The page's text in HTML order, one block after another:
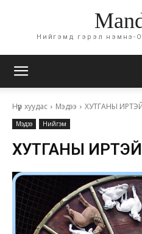
Нийгэмд гэрэл нэмнэ-
Нүүр хуудас Мэдээ ХУТГАНЫ
Мэдээ Нийгэм
ХУТГАНЫ ИРТЭЙ